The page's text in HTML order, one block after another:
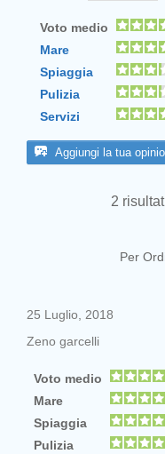
Voto medio
Mare
Spiaggia
Pulizia
Servizi
Aggiungi la tua
2
Per
25 Luglio, 2018
Zeno garcelli
Voto medio
Mare
Spiaggia
Pulizia